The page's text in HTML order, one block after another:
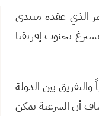
الذي عقده منتدى
بتاريخ 26 كانون الثاني2017، بمدينة جوهانسبرغ بجنوب إفريقيا
بين الدولة
أن الشرعية يمكن